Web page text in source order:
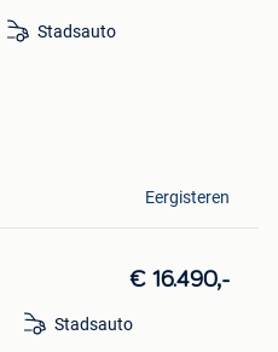
Stadsauto
Eergisteren
€ 16.490,-
Stadsauto